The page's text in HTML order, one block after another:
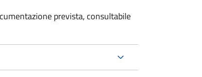
prevista, consultabile